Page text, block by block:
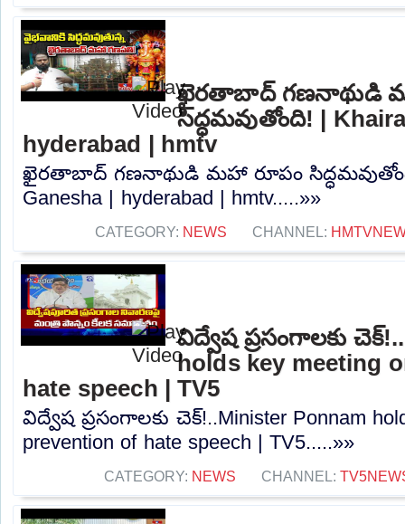
ఖైరతాబాద్ గణనాథుడి
సిద్ధమవుతోంది! |
hyderabad | hmtv
ఖైరతాబాద్ గణనాథుడి మహా రూపం
Ganesha | hyderabad | hmtv.....»»
CATEGORY: NEWS CHANNEL:
విద్వేష ప్రసంగాలకు
holds key meeting
hate speech | TV5
విద్వేష ప్రసంగాలకు చెక్!..Minister Ponnam
prevention of hate speech | TV5.....»»
CATEGORY: NEWS CHANNEL: